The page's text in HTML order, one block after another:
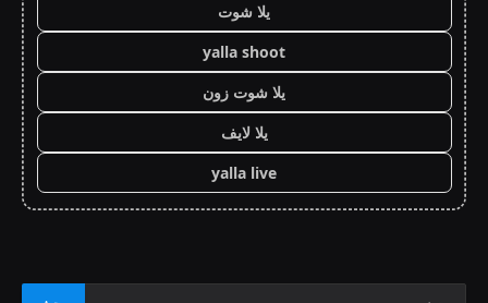
يلا شوت
yalla shoot
يلا شوت زون
يلا لايف
yalla live